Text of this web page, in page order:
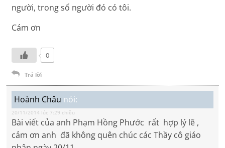
người, trong số người đó có tôi.
Cám ơn
0
Trả lời
Hoành Châu nói:
20/11/2014 lúc 7:29 chiều
Bài viết của anh Phạm Hồng Phước rất hợp lý lẽ ,
cảm ơn anh đã không quên chúc các Thầy cô giáo